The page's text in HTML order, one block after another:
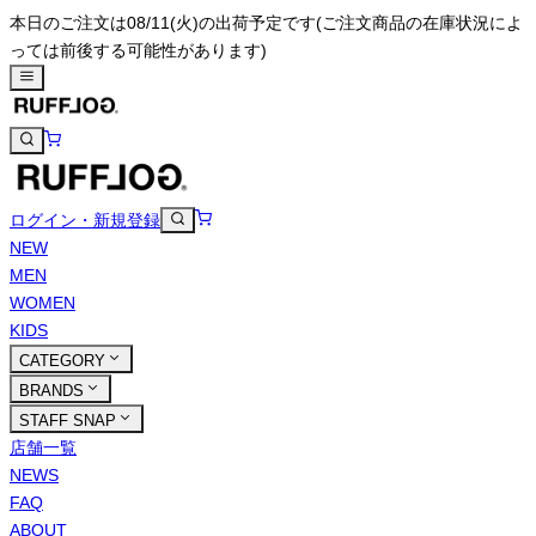
本日のご注文は08/11(火)の出荷予定です(ご注文商品の在庫状況によ
っては前後する可能性があります)
ログイン・新規登録
NEW
MEN
WOMEN
KIDS
CATEGORY
BRANDS
STAFF SNAP
店舗一覧
NEWS
FAQ
ABOUT